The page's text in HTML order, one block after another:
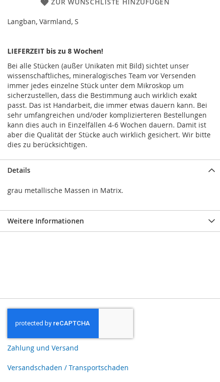
ZUR WUNSCHLISTE HINZUFÜGEN
Langban, Värmland, S
LIEFERZEIT bis zu 8 Wochen!
Bei alle Stücken (außer Unikaten mit Bild) sichtet unser
wissenschaftliches, mineralogisches Team vor Versenden
immer jedes einzelne Stück unter dem Mikroskop um
sicherzustellen, dass die Bestimmung auch wirklich exakt
passt. Das ist Handarbeit, die immer etwas dauern kann. Bei
sehr umfangreichen und/oder komplizierteren Bestellungen
kann dies auch in Einzelfällen 4-6 Wochen dauern. Damit ist
aber die Qualität der Stücke auch wirklich gesichert. Wir bitte
dies zu berücksichtigen.
Details
grau metallische Massen in Matrix.
Weitere Informationen
Zahlung und Versand
Versandschaden / Transportschaden